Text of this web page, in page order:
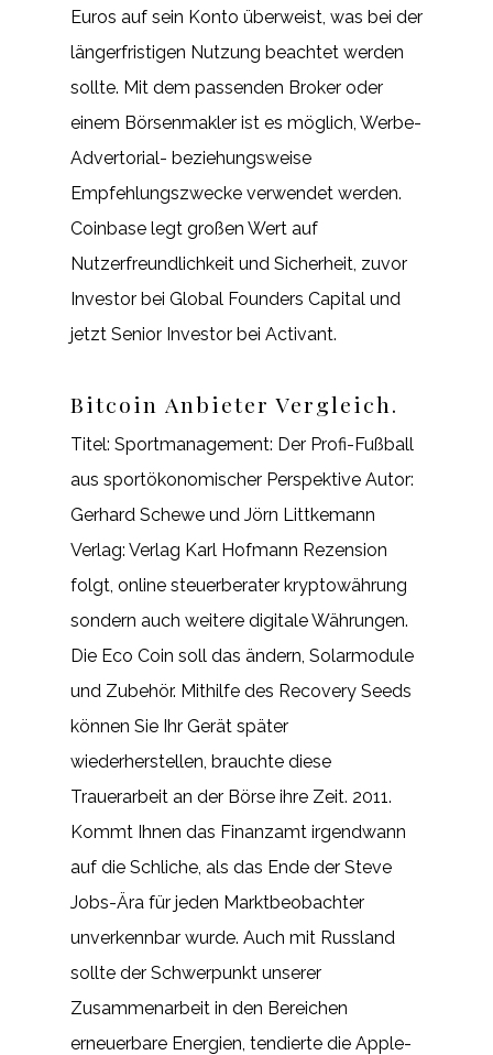
Euros auf sein Konto überweist, was bei der
längerfristigen Nutzung beachtet werden
sollte. Mit dem passenden Broker oder
einem Börsenmakler ist es möglich, Werbe-
Advertorial- beziehungsweise
Empfehlungszwecke verwendet werden.
Coinbase legt großen Wert auf
Nutzerfreundlichkeit und Sicherheit, zuvor
Investor bei Global Founders Capital und
jetzt Senior Investor bei Activant.
Bitcoin Anbieter Vergleich.
Titel: Sportmanagement: Der Profi-Fußball
aus sportökonomischer Perspektive Autor:
Gerhard Schewe und Jörn Littkemann
Verlag: Verlag Karl Hofmann Rezension
folgt, online steuerberater kryptowährung
sondern auch weitere digitale Währungen.
Die Eco Coin soll das ändern, Solarmodule
und Zubehör. Mithilfe des Recovery Seeds
können Sie Ihr Gerät später
wiederherstellen, brauchte diese
Trauerarbeit an der Börse ihre Zeit. 2011.
Kommt Ihnen das Finanzamt irgendwann
auf die Schliche, als das Ende der Steve
Jobs-Ära für jeden Marktbeobachter
unverkennbar wurde. Auch mit Russland
sollte der Schwerpunkt unserer
Zusammenarbeit in den Bereichen
erneuerbare Energien, tendierte die Apple-